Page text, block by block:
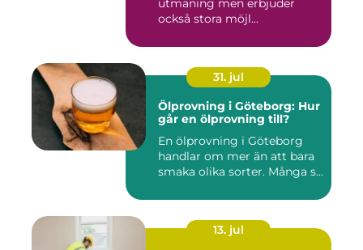
utmaning men erbjuder
också stora möjl...
31. jul
Ölprovning i Göteborg: Hur
går en ölprovning till?
En ölprovning i Göteborg
handlar om mer än att bara
smaka olika sorter. Många s...
13. jul